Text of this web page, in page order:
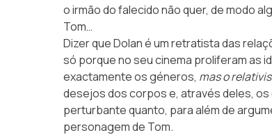
o irmão do falecido não quer, de modo
Tom…
Dizer que Dolan é um retratista das
só porque no seu cinema proliferam as
exactamente os géneros, mas o
desejos dos corpos e, através deles,
perturbante quanto, para além de
personagem de Tom.